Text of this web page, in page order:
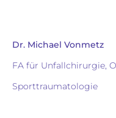
Dr. Michael Vonmetz
FA für Unfallchirurgie,
Sporttraumatologie